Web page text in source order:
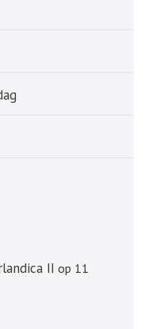
II op 11